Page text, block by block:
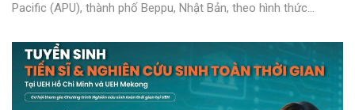
Pacific (APU), thành phố Beppu, Nhật Bản, theo hình thức...